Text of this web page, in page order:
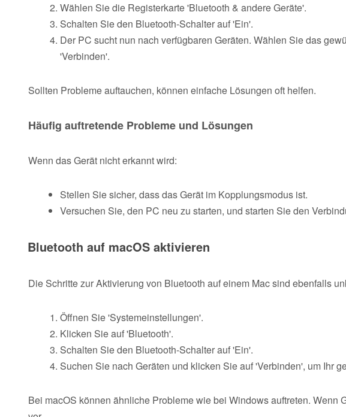
Wählen Sie die Registerkarte 'Bluetooth & andere Geräte'.
Schalten Sie den Bluetooth-Schalter auf 'Ein'.
Der PC sucht nun nach verfügbaren Geräten. Wählen Sie das
'Verbinden'.
Sollten Probleme auftauchen, können einfache Lösungen oft helfen.
Häufig auftretende Probleme und Lösungen
Wenn das Gerät nicht erkannt wird:
Stellen Sie sicher, dass das Gerät im Kopplungsmodus ist.
Versuchen Sie, den PC neu zu starten, und starten Sie den
Bluetooth auf macOS aktivieren
Die Schritte zur Aktivierung von Bluetooth auf einem Mac sind ebenfalls
Öffnen Sie 'Systemeinstellungen'.
Klicken Sie auf 'Bluetooth'.
Schalten Sie den Bluetooth-Schalter auf 'Ein'.
Suchen Sie nach Geräten und klicken Sie auf 'Verbinden', um Ihr
Bei macOS können ähnliche Probleme wie bei Windows auftreten. Wenn